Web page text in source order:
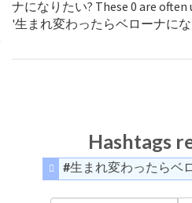
ナになりたい? These 0 are
'生まれ変わったらベローナに
Hashtags
#生まれ変わったらベ